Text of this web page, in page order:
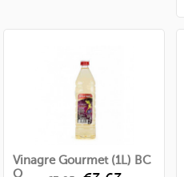
Vinagre Gourmet (1L) BC
O